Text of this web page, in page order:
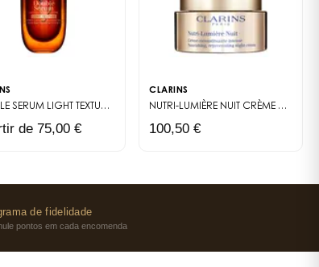
DOUBLE SERUM LIGHT TEXTURE SÉRUM ANTI-ÂGE TEXTURE LÉGÈRE
de 75,00 €
CLARINS
NUTRI-LUMIÈRE NUIT CRÈME RECONSTITUANTE INTENSE
100,50 €
de fidelidade
pontos em cada encomenda